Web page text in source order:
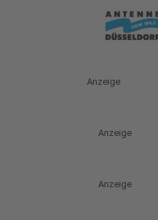
Anzeige
Anzeige
Anzeige